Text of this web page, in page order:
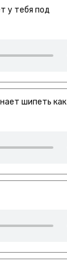
у тебя под
шипеть как